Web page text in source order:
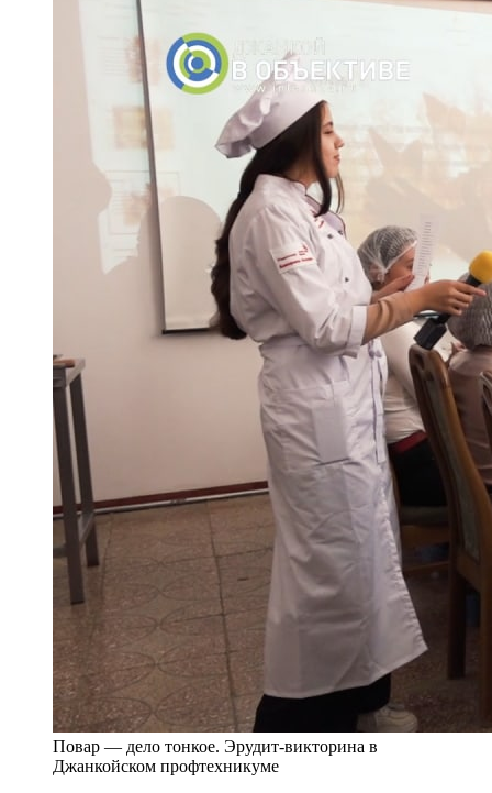
Повар — дело тонкое. Эрудит-викторина в
Джанкойском профтехникуме